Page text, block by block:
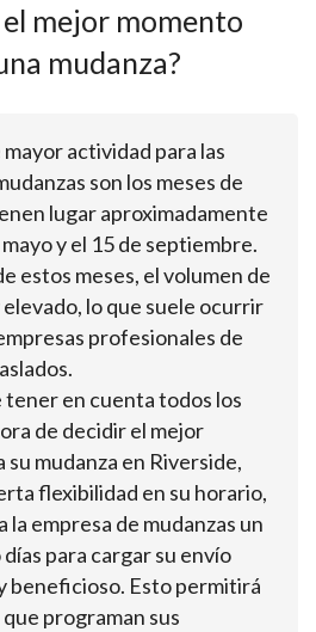
el mejor momento
mudanza?
mayor actividad para las
son los meses de
lugar aproximadamente
y el 15 de septiembre.
estos meses, el volumen de
elevado, lo que suele ocurrir
profesionales de
tener en cuenta todos los
de decidir el mejor
su mudanza en Riverside,
flexibilidad en su horario,
la empresa de mudanzas un
para cargar su envío
beneficioso. Esto permitirá
programan sus